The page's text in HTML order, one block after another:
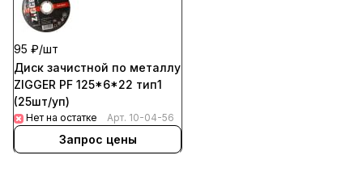
95 ₽/шт
Диск зачистной по металлу
ZIGGER PF 125*6*22 тип1
(25шт/уп)
Нет на остатке Арт. 10-04-56
Запрос цены